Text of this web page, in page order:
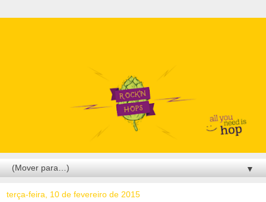
▼
terça-feira, 10 de fevereiro de 2015